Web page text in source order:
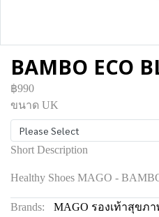
BAMBO ECO
฿990
ขนาด UK
Please Select
Short Description
Healthy Shoes MAGO -
Brands:
MAGO รองเท้าสุขภา